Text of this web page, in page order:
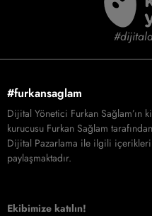
#furkansaglam
Dijital Yönetici Furkan
kurucusu Furkan Sağlam
Dijital Pazarlama ile ilgili
paylaşmaktadır.
Ekibimize katılın!